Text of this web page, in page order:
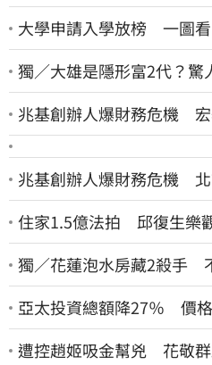
大學申請入學放榜 一圖
獨／大雄是隱形富2代？驚
兆基創辦人爆財務危機
兆基創辦人爆財務危機
住家1.5億法拍 邱復生樂
獨／花蓮泡水房藏2殺手
亞太投資總額降27％ 價
遭控趙姬吸金幫兇 花敬